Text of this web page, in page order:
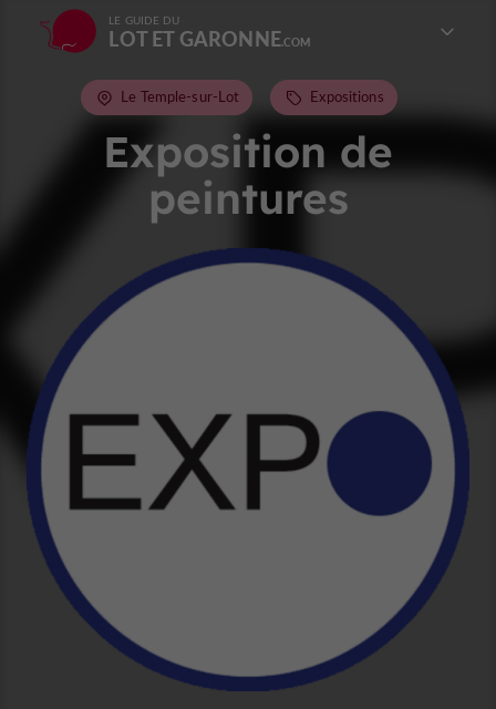
LE GUIDE DU
LOT ET GARONNE
Exposition de
peintures
Le Temple-sur-Lot Expositions